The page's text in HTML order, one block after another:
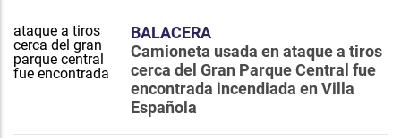
BALACERA
Camioneta usada en ataque a tiros
cerca del Gran Parque Central fue
encontrada incendiada en Villa
Española